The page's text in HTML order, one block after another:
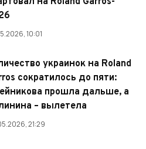
10:01
украинок на Roland
сократилось до пяти:
прошла дальше, а
– вылетела
21:29